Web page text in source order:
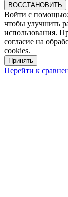
ВОССТАНОВИТЬ
Войти с помощью:
чтобы улучшить
использования.
согласие на
cookies.
Принять
Перейти к